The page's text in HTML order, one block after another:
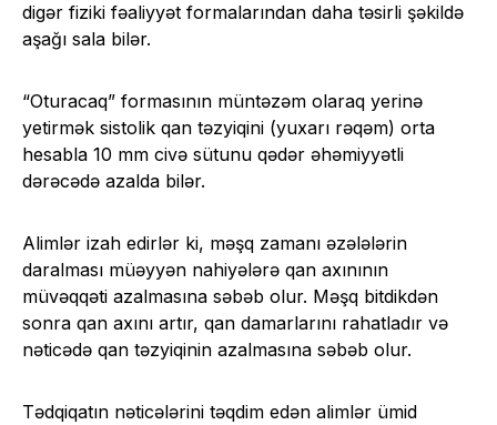
digər fiziki fəaliyyət formalarından daha təsirli şəkildə
aşağı sala bilər.
“Oturacaq” formasının müntəzəm olaraq yerinə
yetirmək sistolik qan təzyiqini (yuxarı rəqəm) orta
hesabla 10 mm civə sütunu qədər əhəmiyyətli
dərəcədə azalda bilər.
Alimlər izah edirlər ki, məşq zamanı əzələlərin
daralması müəyyən nahiyələrə qan axınının
müvəqqəti azalmasına səbəb olur. Məşq bitdikdən
sonra qan axını artır, qan damarlarını rahatladır və
nəticədə qan təzyiqinin azalmasına səbəb olur.
Tədqiqatın nəticələrini təqdim edən alimlər ümid